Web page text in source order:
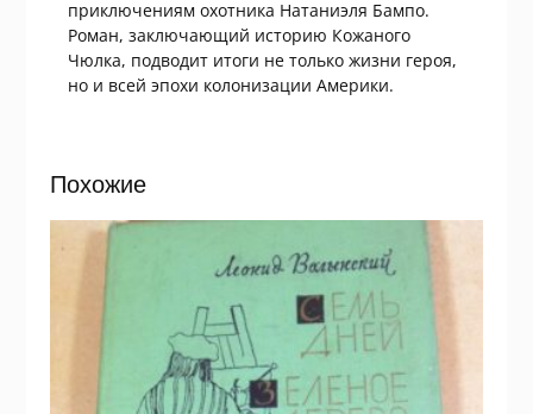
приключениям охотника Натаниэля Бампо.
Роман, заключающий историю Кожаного
Чюлка, подводит итоги не только жизни героя,
но и всей эпохи колонизации Америки.
Похожие